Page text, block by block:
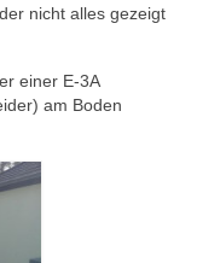
nicht alles gezeigt
einer E-3A
am Boden